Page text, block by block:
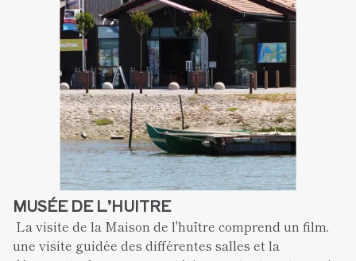
MUSÉE DE L’HUITRE
La visite de la Maison de l'huître comprend un film,
une visite guidée des différentes salles et la